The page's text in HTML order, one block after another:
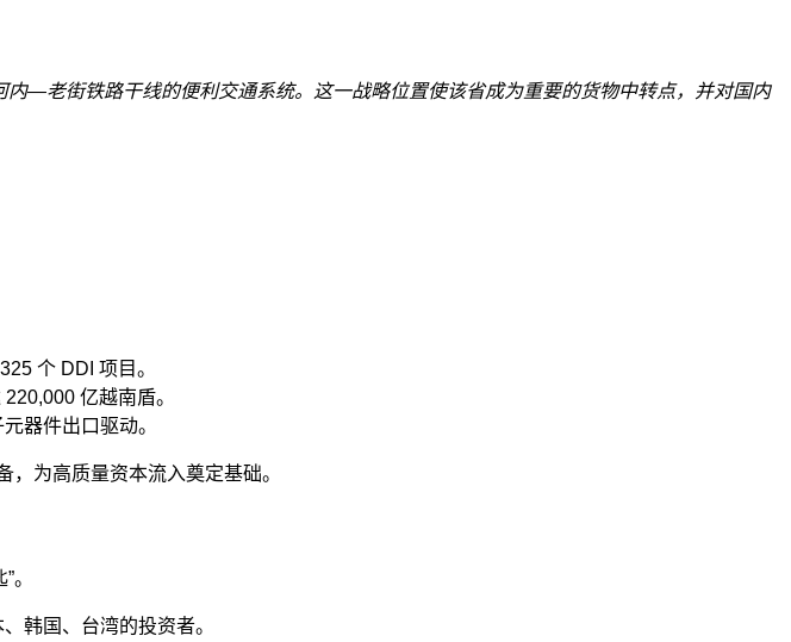
—老街铁路干线的便利交通系统。这一战略位置使该省成为重要的货物中转点，并对国内
个 DDI 项目。
亿越南盾。
器件出口驱动。
，为高质量资本流入奠定基础。
。
韩国、台湾的投资者。